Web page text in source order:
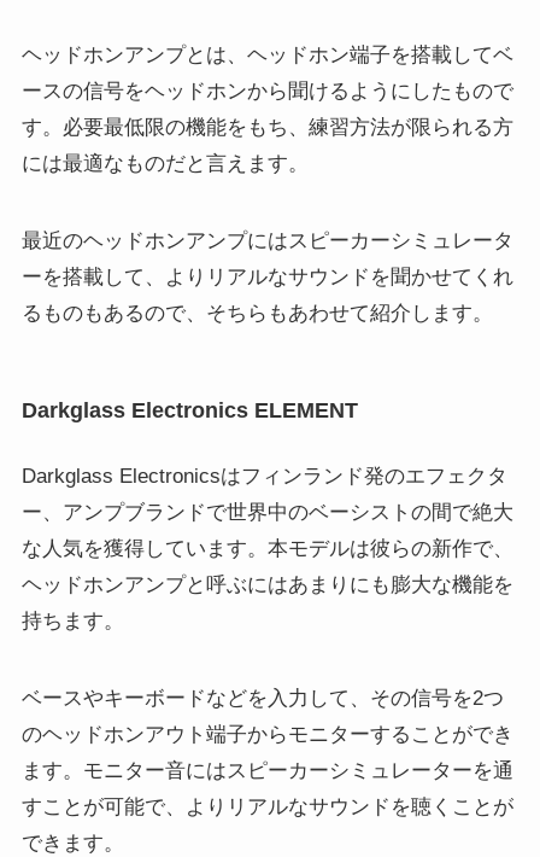
ヘッドホンアンプとは、ヘッドホン端子を搭載してベ
ースの信号をヘッドホンから聞けるようにしたもので
す。必要最低限の機能をもち、練習方法が限られる方
には最適なものだと言えます。
最近のヘッドホンアンプにはスピーカーシミュレータ
ーを搭載して、よりリアルなサウンドを聞かせてくれ
るものもあるので、そちらもあわせて紹介します。
Darkglass Electronics ELEMENT
Darkglass Electronicsはフィンランド発のエフェクタ
ー、アンプブランドで世界中のベーシストの間で絶大
な人気を獲得しています。本モデルは彼らの新作で、
ヘッドホンアンプと呼ぶにはあまりにも膨大な機能を
持ちます。
ベースやキーボードなどを入力して、その信号を2つ
のヘッドホンアウト端子からモニターすることができ
ます。モニター音にはスピーカーシミュレーターを通
すことが可能で、よりリアルなサウンドを聴くことが
できます。